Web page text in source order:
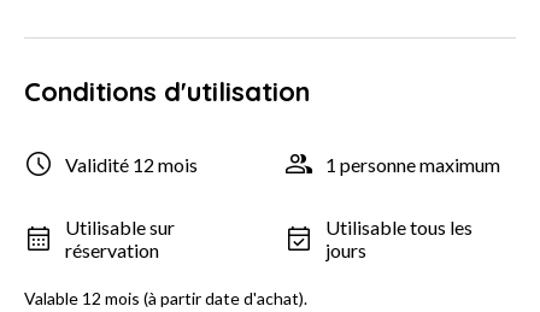
Conditions d'utilisation
Validité 12 mois 1 personne maximum
Utilisable sur
réservation
Utilisable tous les
jours
Valable 12 mois (à partir date d'achat).